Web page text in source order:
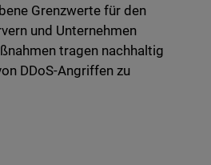
Grenzwerte für den
und Unternehmen
tragen nachhaltig
DDoS-Angriffen zu